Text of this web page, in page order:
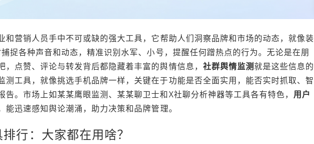
和营销人员手中不可或缺的强大工具，它帮助人们洞察品牌和市场的动态，就像装
捕捉各种声音和动态，精准识别水军、小号，提醒任何蹭热点的行为。无论是在朋
，点赞、评论与转发背后都隐藏着丰富的舆情信息， 社群舆情监测就是这些信息的
测工具，就像挑选手机品牌一样，关键在于功能是否全面实用，能否实时抓取、智
告。市场上如某某鹰眼监测、某某聊卫士和X社聊分析神器等工具各有特色， 用户
能迅速感知舆论潮涌，助力决策和品牌管理。
行：大家都在用啥？